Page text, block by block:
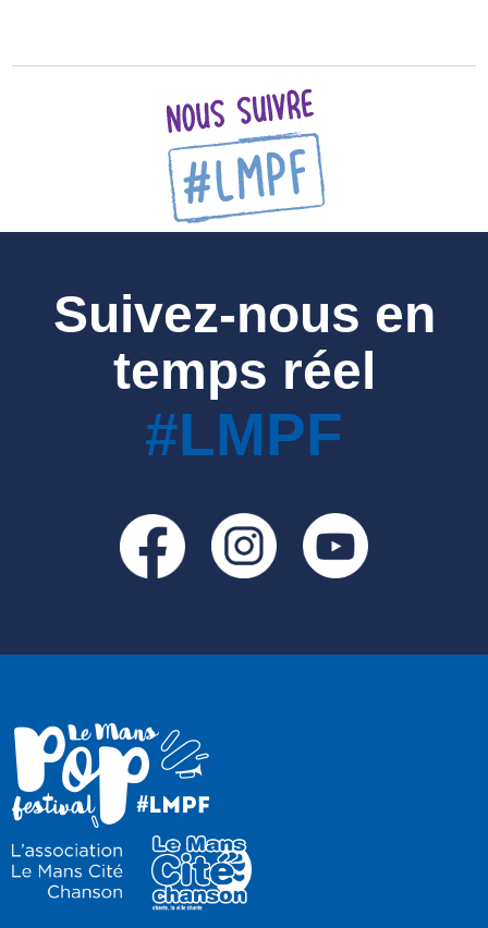
Suivez-nous en
temps réel
#LMPF